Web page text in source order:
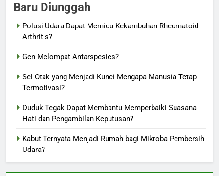
Baru Diunggah
Polusi Udara Dapat Memicu Kekambuhan Rheumatoid
Arthritis?
Gen Melompat Antarspesies?
Sel Otak yang Menjadi Kunci Mengapa Manusia Tetap
Termotivasi?
Duduk Tegak Dapat Membantu Memperbaiki Suasana
Hati dan Pengambilan Keputusan?
Kabut Ternyata Menjadi Rumah bagi Mikroba Pembersih
Udara?